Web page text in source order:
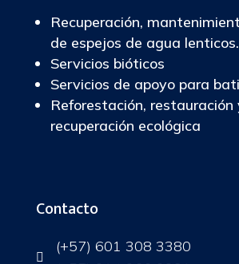
Recuperación,
de espejos de agua lenticos.
Servicios bióticos
Servicios de apoyo para
Reforestación, restauración
recuperación ecológica
Contacto

(+57) 601 308 3380